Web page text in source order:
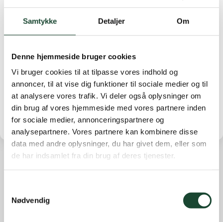
Samtykke Detaljer Om
Denne hjemmeside bruger cookies
Vi bruger cookies til at tilpasse vores indhold og
annoncer, til at vise dig funktioner til sociale medier og til
at analysere vores trafik. Vi deler også oplysninger om
din brug af vores hjemmeside med vores partnere inden
for sociale medier, annonceringspartnere og
analysepartnere. Vores partnere kan kombinere disse
data med andre oplysninger, du har givet dem, eller som
de har indsamlet fra din brug af deres tjenester.
Nødvendig
Nærmere indkaldelse samt materiale, udsendes senere
på mail og kan også efter d. 23. marts 2015, afhentes i
Københavns Golf Klub